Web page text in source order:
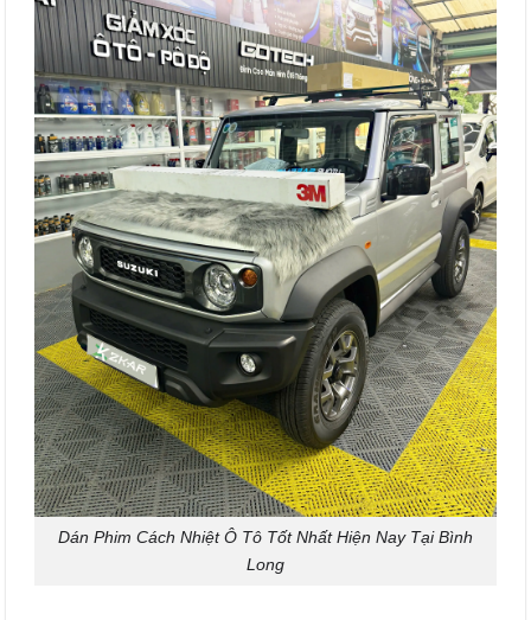
Dán Phim Cách Nhiệt Ô Tô Tốt Nhất Hiện Nay Tại Bình
Long